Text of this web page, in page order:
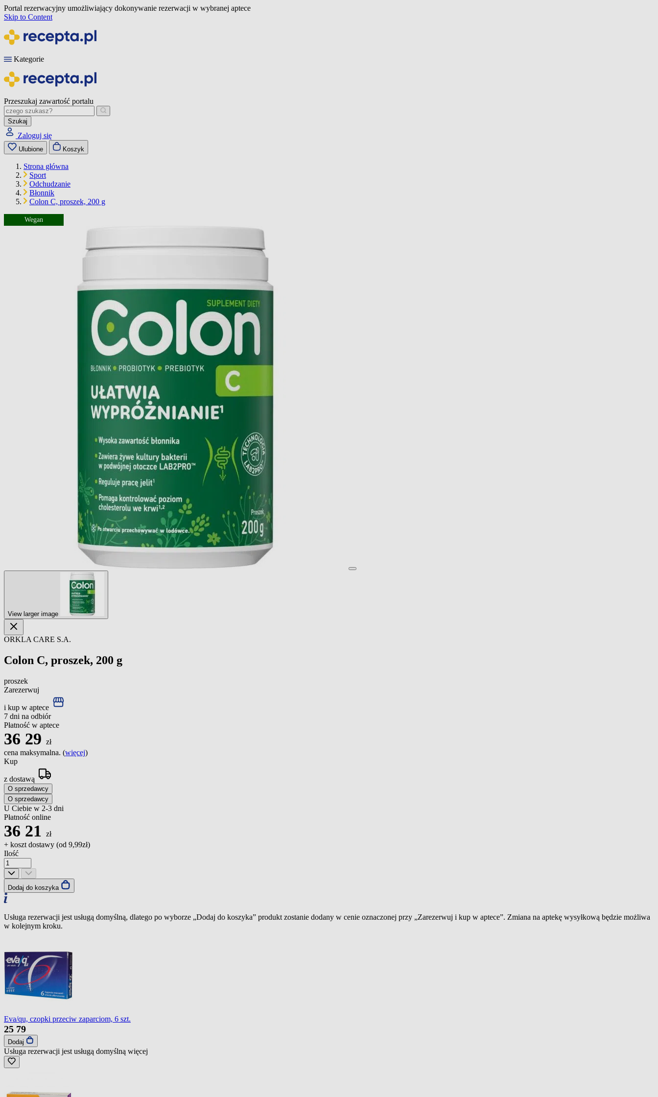
Portal rezerwacyjny umożliwiający dokonywanie rezerwacji w wybranej aptece
Skip to Content
Kategorie
Przeszukaj zawartość portalu
Szukaj
Zaloguj się
Ulubione Koszyk
Strona główna
Sport
Odchudzanie
Błonnik
Colon C, proszek, 200 g
Wegan
View larger image
ORKLA CARE S.A.
Colon C, proszek, 200 g
proszek
Zarezerwuj
i kup w aptece
7 dni na odbiór
Płatność w aptece
36 29 zł
cena maksymalna. (więcej)
Kup
z dostawą
O sprzedawcy
O sprzedawcy
U Ciebie w 2-3 dni
Płatność online
36 21
zł
+ koszt dostawy (od 9,99zł)
Ilość
Dodaj do koszyka
Usługa rezerwacji jest usługą domyślną, dlatego po wyborze „Dodaj do koszyka” produkt zostanie dodany w cenie oznaczonej przy „Zarezerwuj i kup w aptece”. Zmiana na aptekę wysyłkową będzie możliwa
w kolejnym kroku.
Eva/qu, czopki przeciw zaparciom, 6 szt.
25 79
Dodaj
Usługa rezerwacji jest usługą domyślną więcej